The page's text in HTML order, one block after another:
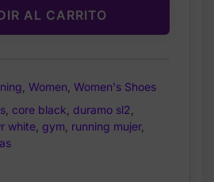
SL2
para
Negro
/
Core
AL CARRITO
Women Women's Shoes
core black duramo sl2
white gym running mujer,